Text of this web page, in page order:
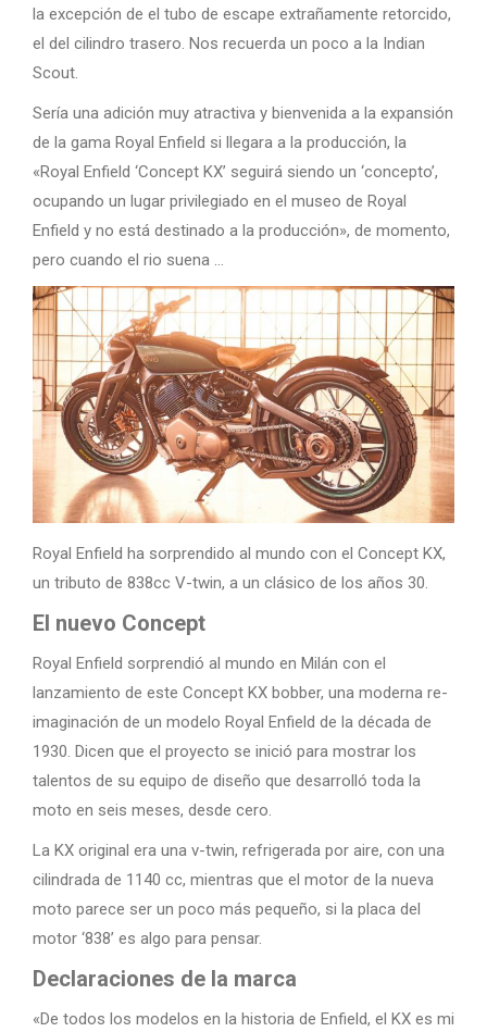
la excepción de el tubo de escape extrañamente retorcido,
el del cilindro trasero. Nos recuerda un poco a la Indian
Scout.
Sería una adición muy atractiva y bienvenida a la expansión
de la gama Royal Enfield si llegara a la producción, la
«Royal Enfield ‘Concept KX’ seguirá siendo un ‘concepto’,
ocupando un lugar privilegiado en el museo de Royal
Enfield y no está destinado a la producción», de momento,
pero cuando el rio suena …
Royal Enfield ha sorprendido al mundo con el Concept KX,
un tributo de 838cc V-twin, a un clásico de los años 30.
El nuevo Concept
Royal Enfield sorprendió al mundo en Milán con el
lanzamiento de este Concept KX bobber, una moderna re-
imaginación de un modelo Royal Enfield de la década de
1930. Dicen que el proyecto se inició para mostrar los
talentos de su equipo de diseño que desarrolló toda la
moto en seis meses, desde cero.
La KX original era una v-twin, refrigerada por aire, con una
cilindrada de 1140 cc, mientras que el motor de la nueva
moto parece ser un poco más pequeño, si la placa del
motor ‘838’ es algo para pensar.
Declaraciones de la marca
«De todos los modelos en la historia de Enfield, el KX es mi